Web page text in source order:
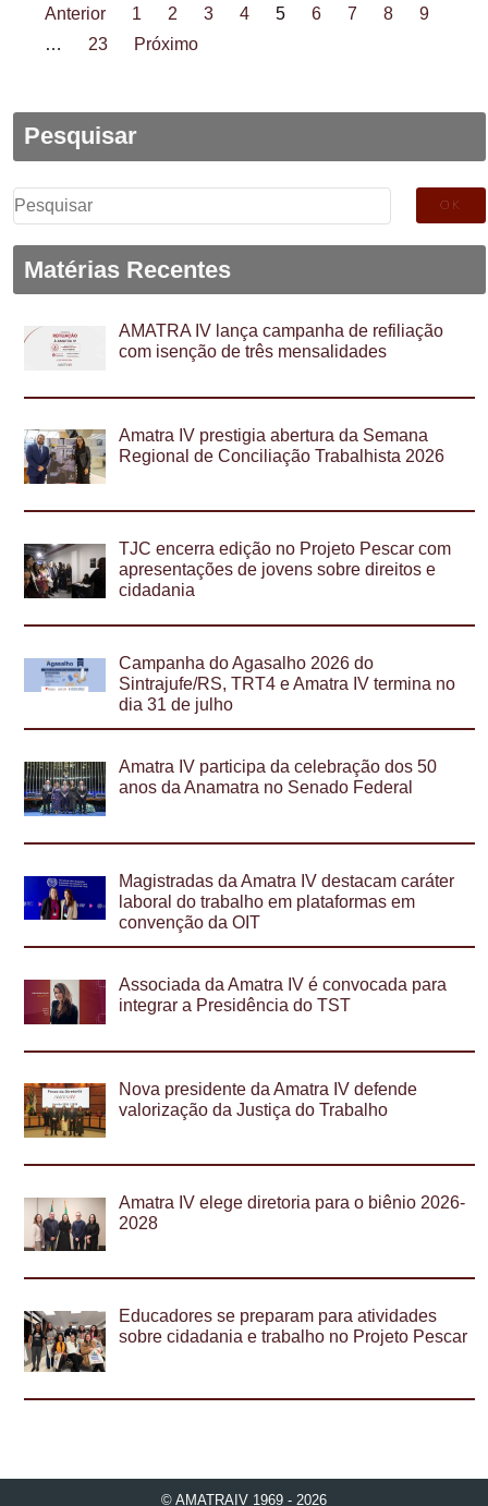
Anterior 1 2 3 4 5 6 7 8
9
…
23 Próximo
Pesquisar
Pesquisar
por:
Matérias Recentes
AMATRA IV lança campanha de refiliação
com isenção de três mensalidades
Amatra IV prestigia abertura da Semana
Regional de Conciliação Trabalhista 2026
TJC encerra edição no Projeto Pescar com
apresentações de jovens sobre direitos e
cidadania
Campanha do Agasalho 2026 do
Sintrajufe/RS, TRT4 e Amatra IV termina no
dia 31 de julho
Amatra IV participa da celebração dos 50
anos da Anamatra no Senado Federal
Magistradas da Amatra IV destacam caráter
laboral do trabalho em plataformas em
convenção da OIT
Associada da Amatra IV é convocada para
integrar a Presidência do TST
Nova presidente da Amatra IV defende
valorização da Justiça do Trabalho
Amatra IV elege diretoria para o biênio 2026-
2028
Educadores se preparam para atividades
sobre cidadania e trabalho no Projeto Pescar
© AMATRAIV 1969 - 2026